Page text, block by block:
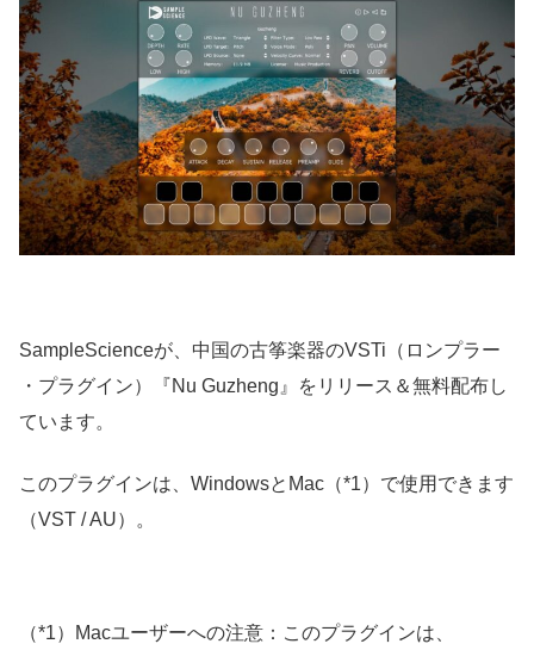
SampleScienceが、中国の古筝楽器のVSTi（ロンプラー
・プラグイン）『Nu Guzheng』をリリース＆無料配布し
ています。
このプラグインは、WindowsとMac（*1）で使用できます
（VST / AU）。
（*1）Macユーザーへの注意：このプラグインは、